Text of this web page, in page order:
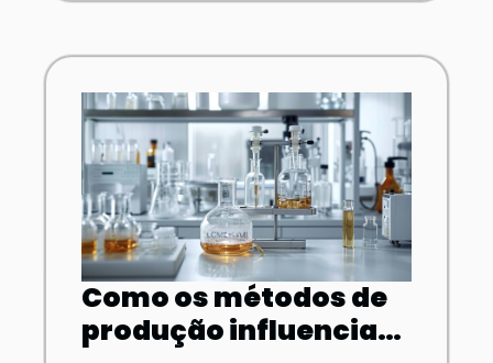
Como os métodos de
produção influenciam